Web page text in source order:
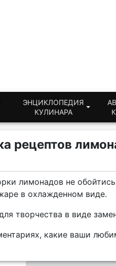
ЭНЦИКЛОПЕДИЯ
КУЛИНАРА
рецептов
лимонадов не
в охлажденном виде.
творчества в виде
какие ваши